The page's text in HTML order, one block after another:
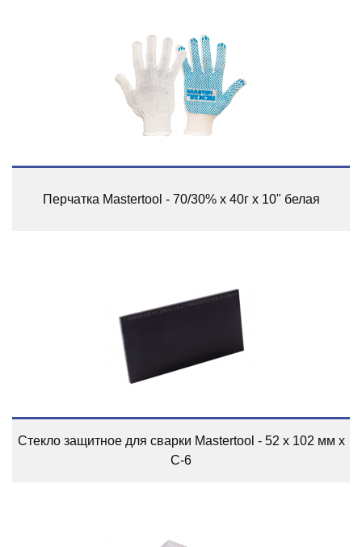
Перчатка Mastertool - 70/30% x 40г x 10" белая
Стекло защитное для сварки Mastertool - 52 x 102 мм x
С-6